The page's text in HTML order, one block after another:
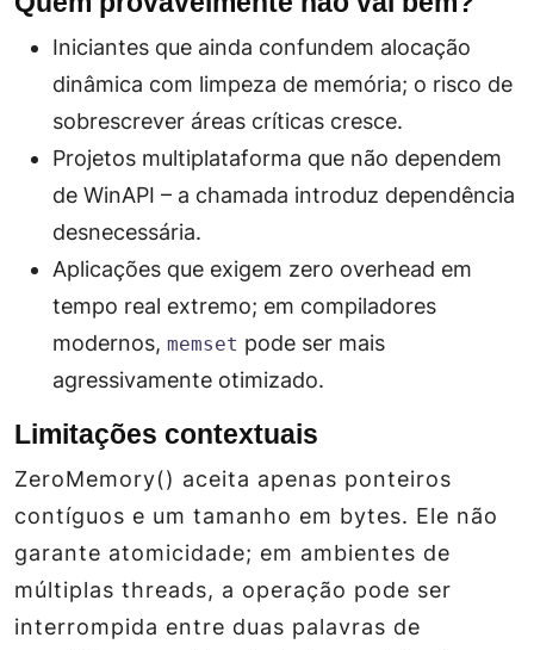
Iniciantes que ainda confundem alocação
dinâmica com limpeza de memória; o risco de
sobrescrever áreas críticas cresce.
Projetos multiplataforma que não dependem
de WinAPI – a chamada introduz dependência
desnecessária.
Aplicações que exigem zero overhead em
tempo real extremo; em compiladores
modernos, memset pode ser mais
agressivamente otimizado.
Limitações contextuais
ZeroMemory() aceita apenas ponteiros
contíguos e um tamanho em bytes. Ele não
garante atomicidade; em ambientes de
múltiplas threads, a operação pode ser
interrompida entre duas palavras de